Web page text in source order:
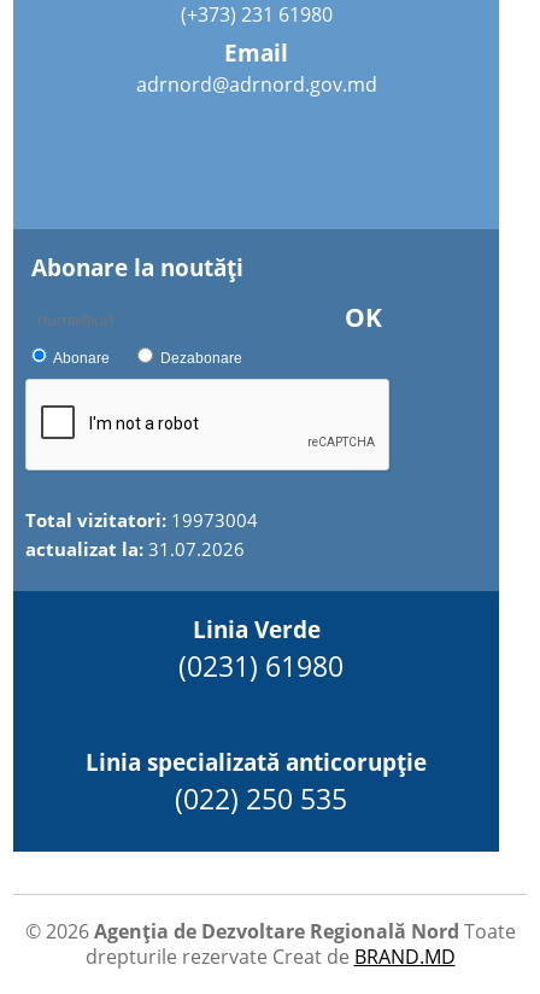
(+373) 231 61980
Email
adrnord@adrnord.gov.md
Abonare la noutăţi
OK
Abonare Dezabonare
Total vizitatori: 19973004
actualizat la:31.07.2026
Linia Verde
(0231) 61980
Linia specializată anticorupție
(022) 250 535
© 2026Agenția de Dezvoltare Regională Nord Toate
drepturile rezervate Creat de BRAND.MD